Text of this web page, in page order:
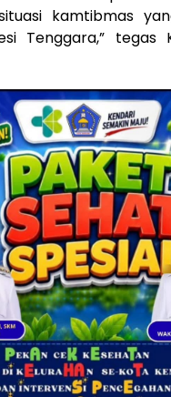
kamtibmas
Tenggara,” tegas